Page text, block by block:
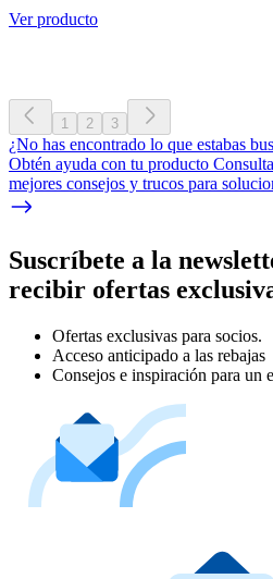
Ver producto
1 2 3
¿No has encontrado lo que estabas
Obtén ayuda con tu producto
mejores consejos y trucos para
Suscríbete a la
recibir ofertas
Ofertas exclusivas para socios.
Acceso anticipado a las rebajas
Consejos e inspiración para un